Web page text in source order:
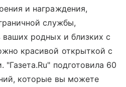
и награждения,
службы,
родных и близких с
красивой открыткой с
подготовила 60
которые вы можете